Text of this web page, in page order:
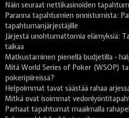
Näin seuraat nettikasinoiden
Paranna tapahtumien onnistumista:
tapahtumanjärjestäjille
Järjestä unohtumattomia elämyksiä:
taikaa
Matkustaminen pienellä budjetilla -
Mitä World Series of Poker (WSOP)
pokeripiireissä?
Helpoimmat tavat säästää rahaa
Mitkä ovat isoimmat
Parhaat tapahtumat maailmalla